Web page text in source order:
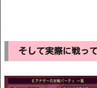
そして実際に戦っ